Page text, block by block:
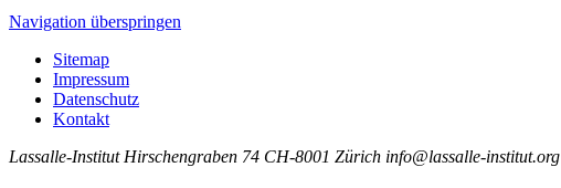
Navigation überspringen
Sitemap
Impressum
Datenschutz
Kontakt
Lassalle-Institut Hirschengraben 74 CH-8001 Zürich info@lassalle-institut.org